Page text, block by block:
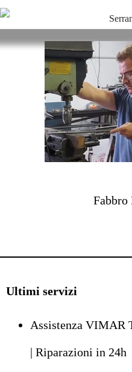
Fabbro
Ultimi servizi
Assistenza VIMAR
| Riparazioni in 24h